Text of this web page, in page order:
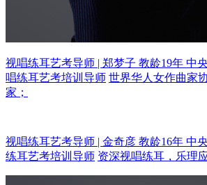
视唱练耳艺考导师 | 郑梦子 教龄19年 中
唱练耳艺考培训导师 世界华人女作曲家
家；
视唱练耳艺考导师 | 金奇彦 教龄16年 中
练耳艺考培训导师 资深视唱练耳，乐理